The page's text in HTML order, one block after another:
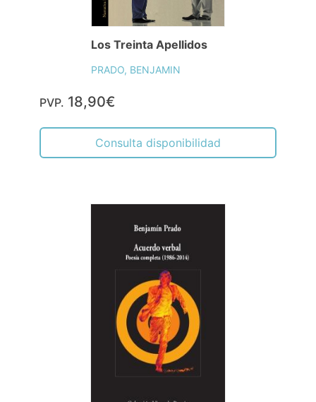
Los Treinta Apellidos
PRADO, BENJAMIN
PVP. 18,90€
Consulta disponibilidad